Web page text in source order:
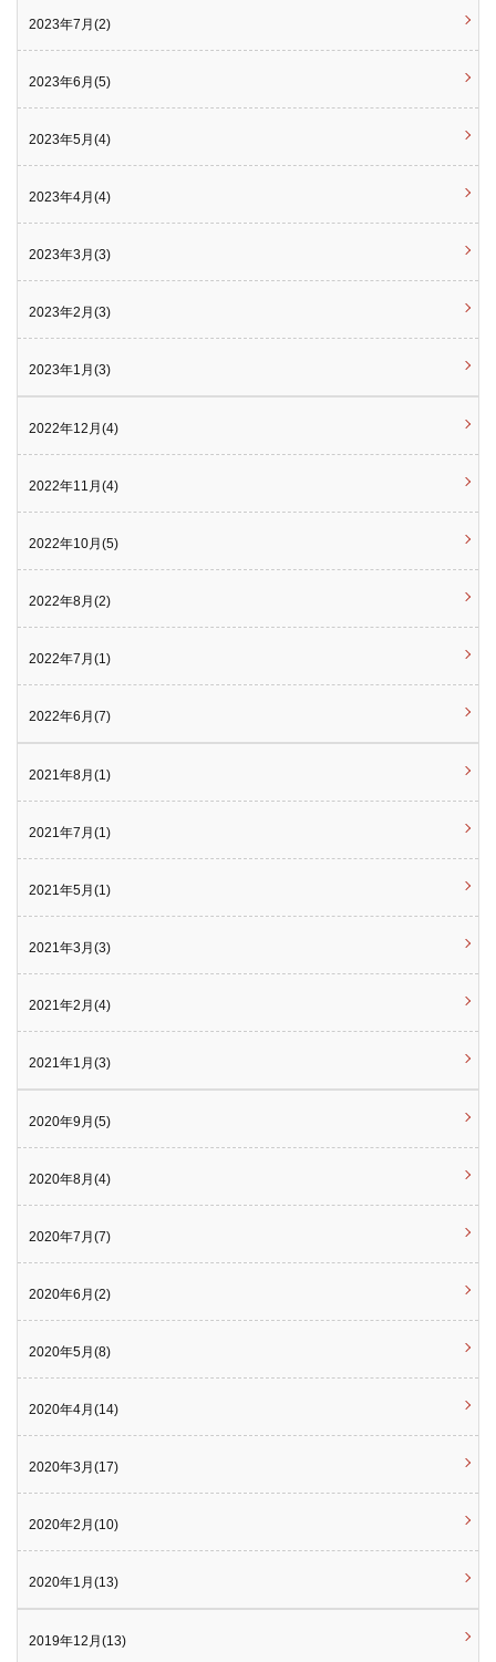
2023年7月(2)
2023年6月(5)
2023年5月(4)
2023年4月(4)
2023年3月(3)
2023年2月(3)
2023年1月(3)
2022年12月(4)
2022年11月(4)
2022年10月(5)
2022年8月(2)
2022年7月(1)
2022年6月(7)
2021年8月(1)
2021年7月(1)
2021年5月(1)
2021年3月(3)
2021年2月(4)
2021年1月(3)
2020年9月(5)
2020年8月(4)
2020年7月(7)
2020年6月(2)
2020年5月(8)
2020年4月(14)
2020年3月(17)
2020年2月(10)
2020年1月(13)
2019年12月(13)